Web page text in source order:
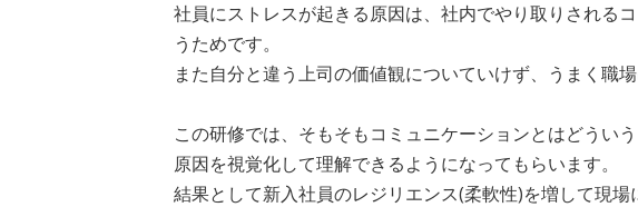
社員にストレスが起きる原因は、社内でやり取りされる
うためです。
また自分と違う上司の価値観についていけず、うまく職
この研修では、そもそもコミュニケーションとはどうい
原因を視覚化して理解できるようになってもらいます。
結果として新入社員のレジリエンス(柔軟性)を増して現場